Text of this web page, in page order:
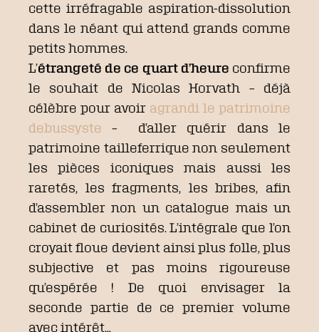
cette irréfragable aspiration-dissolution
dans le néant qui attend grands comme
petits hommes.
L’étrangeté de ce quart d’heure confirme
le souhait de Nicolas Horvath – déjà
célèbre pour avoir agrandi le patrimoine
debussyste – d’aller quérir dans le
patrimoine tailleferrique non seulement
les pièces iconiques mais aussi les
raretés, les fragments, les bribes, afin
d’assembler non un catalogue mais un
cabinet de curiosités. L’intégrale que l’on
croyait floue devient ainsi plus folle, plus
subjective et pas moins rigoureuse
qu’espérée ! De quoi envisager la
seconde partie de ce premier volume
avec intérêt…